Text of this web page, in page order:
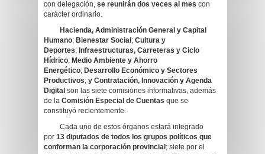
con delegación, se reunirán dos veces al mes con
carácter ordinario.
Hacienda, Administración General y Capital
Humano; Bienestar Social ; Cultura y
Deportes; Infraestructuras, Carreteras y Ciclo
Hídrico; Medio Ambiente y Ahorro
Energético; Desarrollo Económico y Sectores
Productivos; y Contratación, Innovación y Agenda
Digital son las siete comisiones informativas, además
de la Comisión Especial de Cuentas que se
constituyó recientemente.
Cada uno de estos órganos estará integrado
por 13 diputados de todos los grupos políticos que
conforman la corporación provincial ; siete por el